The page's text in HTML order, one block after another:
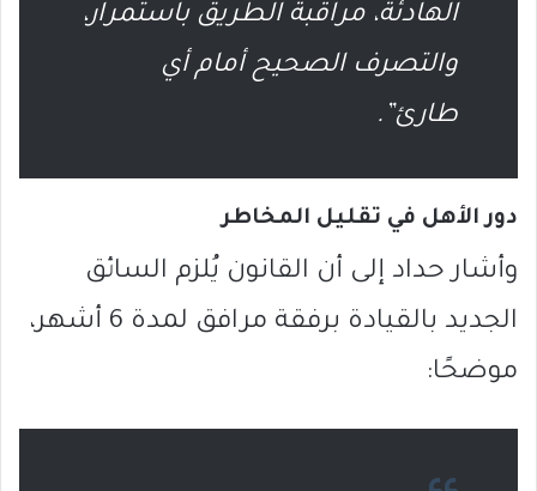
الهادئة، مراقبة الطريق باستمرار،
والتصرف الصحيح أمام أي
طارئ”.
دور الأهل في تقليل المخاطر
وأشار حداد إلى أن القانون يُلزم السائق
الجديد بالقيادة برفقة مرافق لمدة 6 أشهر،
موضحًا: